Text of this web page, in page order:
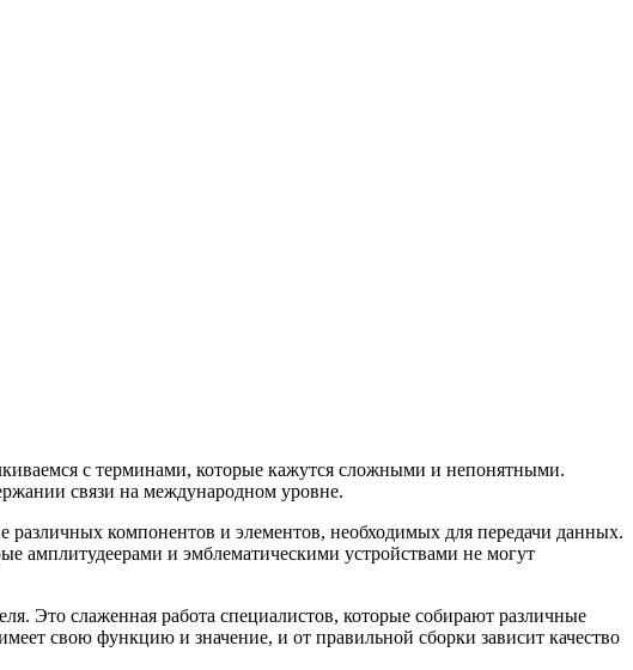
с терминами, которые кажутся сложными и непонятными.
связи на международном уровне.
различных компонентов и элементов, необходимых для передачи данных.
амплитудеерами и эмблематическими устройствами не могут
Это слаженная работа специалистов, которые собирают различные
свою функцию и значение, и от правильной сборки зависит качество